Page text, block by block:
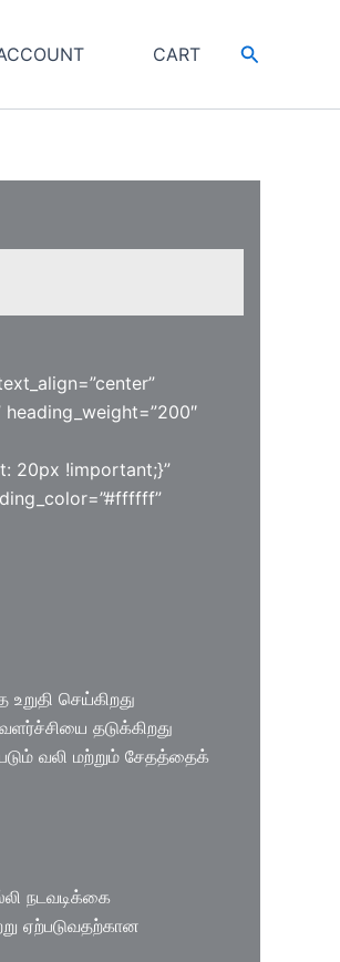
CART Search
20px !important;}”
செய்கிறது
தடுக்கிறது
வலி மற்றும் சேதத்தைக்
நடவடிக்கை
ஏற்படுவதற்கான